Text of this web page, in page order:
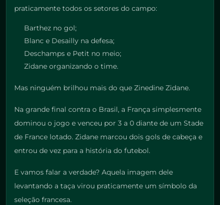
praticamente todos os setores do campo:
Barthez no gol;
Blanc e Desailly na defesa;
Deschamps e Petit no meio;
Zidane organizando o time.
Mas ninguém brilhou mais do que Zinedine Zidane.
Na grande final contra o Brasil, a França simplesmente
dominou o jogo e venceu por 3 a 0 diante de um Stade
de France lotado. Zidane marcou dois gols de cabeça e
entrou de vez para a história do futebol.
E vamos falar a verdade? Aquela imagem dele
levantando a taça virou praticamente um símbolo da
seleção francesa.